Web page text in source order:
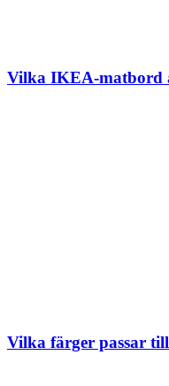
Vilka IKEA-matbord
Vilka färger passar